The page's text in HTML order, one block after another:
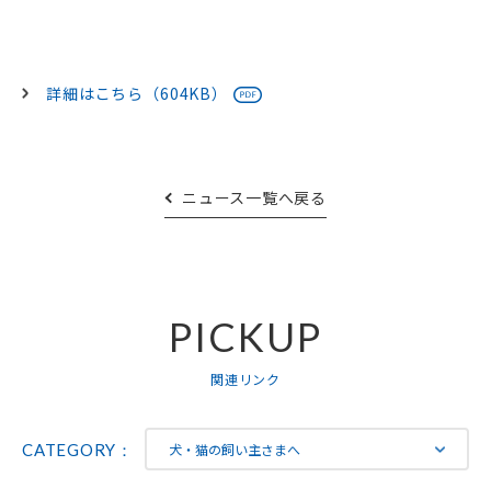
詳細はこちら（604KB）
ニュース一覧へ戻る
PICKUP
関連リンク
CATEGORY：